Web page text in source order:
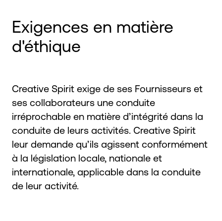
Exigences en matière
d'éthique
Creative Spirit exige de ses Fournisseurs et
ses collaborateurs une conduite
irréprochable en matière d’intégrité dans la
conduite de leurs activités. Creative Spirit
leur demande qu’ils agissent conformément
à la législation locale, nationale et
internationale, applicable dans la conduite
de leur activité.